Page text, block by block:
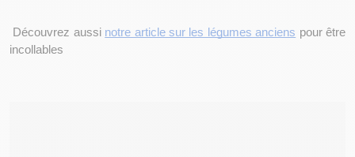
Découvrez aussi notre article sur les légumes anciens pour être
incollables